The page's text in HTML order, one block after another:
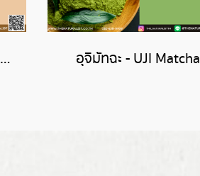
เมล็ดควีนัวสีขาว - White Quinoa Seed อุจิมัทฉะ - UJI Matcha